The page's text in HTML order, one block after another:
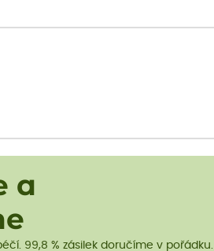
a
99,8 % zásilek doručíme v pořádku.